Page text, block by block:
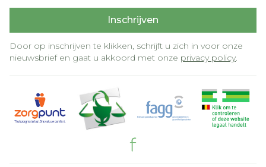
Inschrijven
Door op inschrijven te klikken, schrijft u zich in voor onze
nieuwsbrief en gaat u akkoord met onze privacy policy.